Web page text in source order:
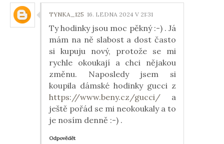
TYNKA_125 16. LEDNA 2024 V 21:31
Ty hodinky jsou moc pěkný :-) . Já
mám na ně slabost a dost často
si kupuju nový, protože se mi
rychle okoukají a chci nějakou
změnu. Naposledy jsem si
koupila dámské hodinky gucci z
https://www.beny.cz/gucci/ a
ještě pořád se mi neokoukaly a to
je nosím denně :-) .
Odpovědět